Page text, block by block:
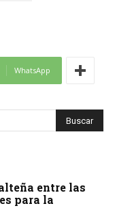
WhatsApp
entre las
para la